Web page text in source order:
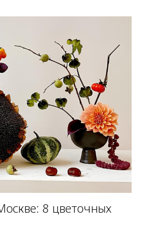
8 цветочных